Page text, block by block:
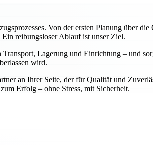
Von der ersten Planung über
reibungsloser Ablauf ist unser Ziel.
Lagerung und Einrichtung – und
wird.
an Ihrer Seite, der für Qualität und
Erfolg – ohne Stress, mit Sicherheit.